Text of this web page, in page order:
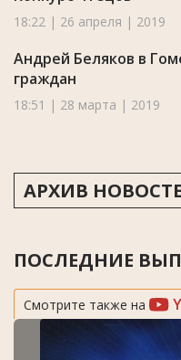
18:22 | 26 апреля | 2019
Андрей Беляков в
граждан
18:51 | 28 марта | 2019
АРХИВ
ПОСЛЕДНИЕ
Смотрите также на